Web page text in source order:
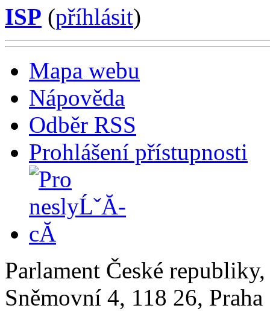
ISP (příhlásit)
Mapa webu
Nápověda
Odběr RSS
Prohlášení přístupnosti
Parlament České
Sněmovní 4, 118 26,